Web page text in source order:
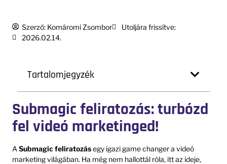
Szerző: Komáromi Zsombor
Utoljára frissítve:
2026.02.14.
Tartalomjegyzék
Submagic feliratozás: turbózd
fel videó marketinged!
ASubmagic feliratozásegy igazi game changer a videó
marketing világában. Ha még nem hallottál róla, itt az ideje,